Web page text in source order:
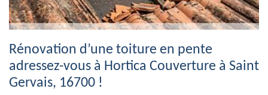
Rénovation d’une toiture en pente
adressez-vous à Hortica Couverture à Saint
Gervais, 16700 !